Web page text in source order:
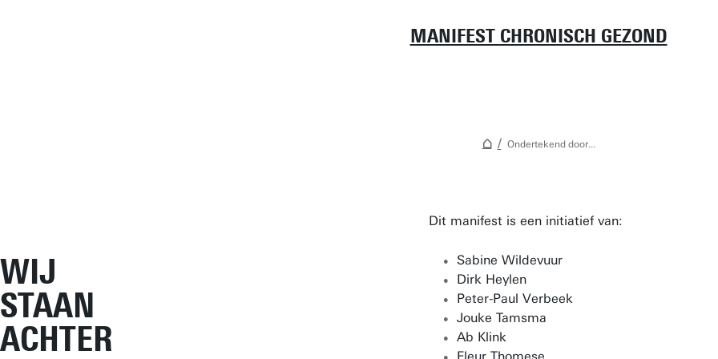
MANIFEST CHRONISCH GEZOND
Ondertekend door...
WIJ
STAAN
ACHTER
Dit manifest is een initiatief van:
Sabine Wildevuur
Dirk Heylen
Peter-Paul Verbeek
Jouke Tamsma
Ab Klink